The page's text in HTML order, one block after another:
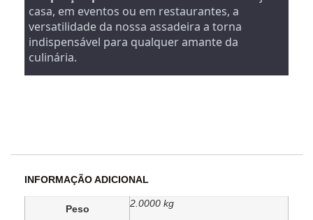
casa, em eventos ou em restaurantes, a
versatilidade da nossa assadeira a torna
indispensável para qualquer amante da
culinária.
INFORMAÇÃO ADICIONAL
Peso
2.0000 kg